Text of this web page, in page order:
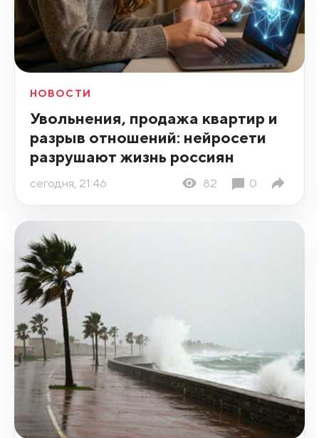
НОВОСТИ
Увольнения, продажа квартир и
разрыв отношений: нейросети
разрушают жизнь россиян
сегодня, 21:46 82 0